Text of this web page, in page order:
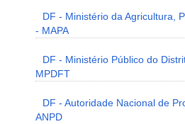
DF - Ministério da Agricultura,
- MAPA
DF - Ministério Público do
MPDFT
DF - Autoridade Nacional de
ANPD